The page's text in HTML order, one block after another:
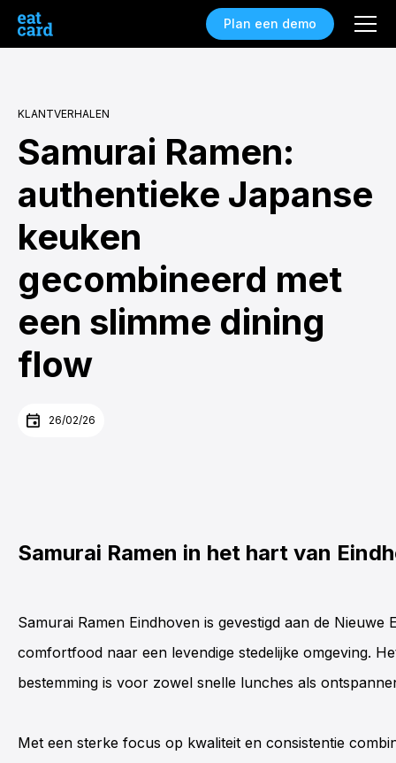
Plan een demo
KLANTVERHALEN
Samurai Ramen:
authentieke Japanse
keuken
gecombineerd met
een slimme dining
flow
26/02/26
Samurai Ramen in het hart van
Samurai Ramen Eindhoven is gevestigd aan de Nieuwe
comfortfood naar een levendige stedelijke omgeving.
bestemming is voor zowel snelle lunches als
Met een sterke focus op kwaliteit en consistentie